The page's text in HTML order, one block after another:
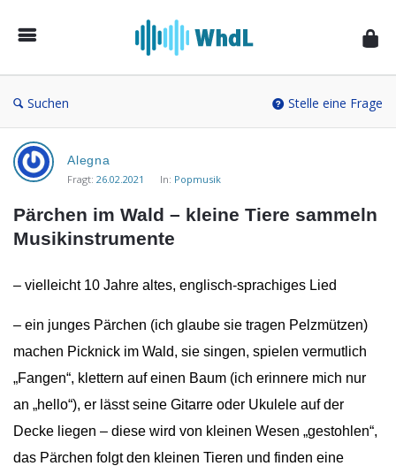
von
Suchen Stelle eine Frage
Musikforum
von
WieheisstdasLied.de
Neueste
Alegna
Fragt: 26.02.2021 In: Popmusik
Pärchen im Wald – kleine Tiere sammeln
Musikinstrumente
– vielleicht 10 Jahre altes, englisch-sprachiges Lied
– ein junges Pärchen (ich glaube sie tragen Pelzmützen)
machen Picknick im Wald, sie singen, spielen vermutlich
„Fangen“, klettern auf einen Baum (ich erinnere mich nur
an „hello“), er lässt seine Gitarre oder Ukulele auf der
Decke liegen – diese wird von kleinen Wesen „gestohlen“,
das Pärchen folgt den kleinen Tieren und finden eine